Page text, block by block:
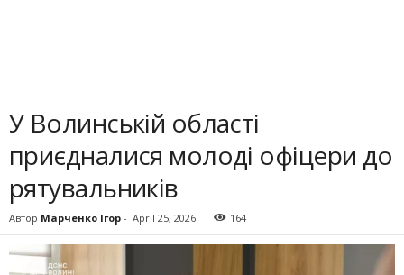
У Волинській області
приєдналися молоді офіцери до
рятувальників
Автор Марченко Ігор - April 25, 2026 164